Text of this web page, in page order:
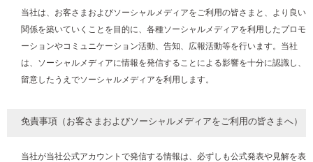
当社は、お客さまおよびソーシャルメディアをご利用の皆さまと、より良い
関係を築いていくことを目的に、各種ソーシャルメディアを利用したプロモ
ーションやコミュニケーション活動、告知、広報活動等を行います。当社
は、ソーシャルメディアに情報を発信することによる影響を十分に認識し、
留意したうえでソーシャルメディアを利用します。
免責事項（お客さまおよびソーシャルメディアをご利用の皆さまへ）
当社が当社公式アカウントで発信する情報は、必ずしも公式発表や見解を表